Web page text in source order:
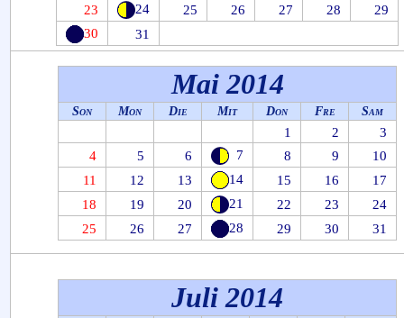
23
24 25 26 27 28
29
30
31
Mai 2014
Son Mon Die Mit Don Fre Sam
1 2
3
4
5 6 7 8 9
10
11
12 13 14 15 16
17
18
19 20 21 22 23
24
25
26 27 28 29 30 31
Juli 2014